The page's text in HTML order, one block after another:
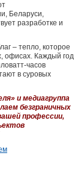
Беларуси,
разработке и
– тепло, которое
офисах. Каждый год
часов
в суровых
и медиагруппа
безграничных
профессии,